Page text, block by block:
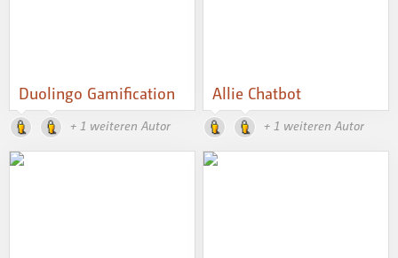
Duolingo Gamification
+ 1 weiteren Autor
Allie Chatbot
+ 1 weiteren Autor